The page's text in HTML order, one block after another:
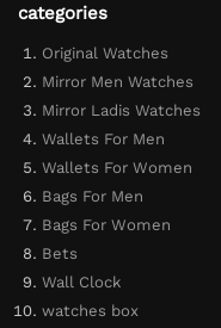
categories
Original Watches
Mirror Men Watches
Mirror Ladis Watches
Wallets For Men
Wallets For Women
Bags For Men
Bags For Women
Bets
Wall Clock
watches box